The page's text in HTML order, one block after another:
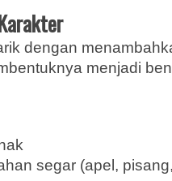
dengan
menjadi
segar (apel,